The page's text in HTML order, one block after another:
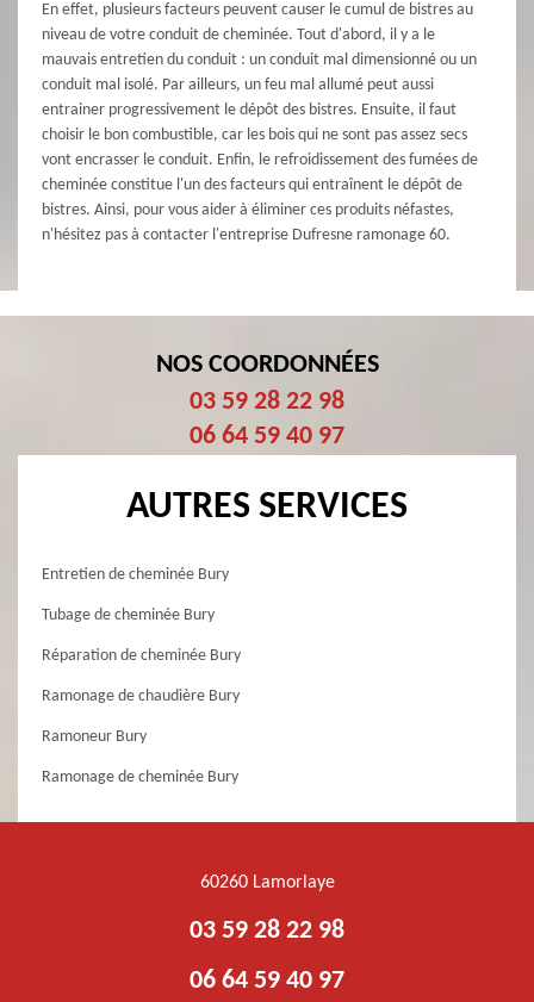
En effet, plusieurs facteurs peuvent causer le cumul de bistres au
niveau de votre conduit de cheminée. Tout d'abord, il y a le
mauvais entretien du conduit : un conduit mal dimensionné ou un
conduit mal isolé. Par ailleurs, un feu mal allumé peut aussi
entrainer progressivement le dépôt des bistres. Ensuite, il faut
choisir le bon combustible, car les bois qui ne sont pas assez secs
vont encrasser le conduit. Enfin, le refroidissement des fumées de
cheminée constitue l'un des facteurs qui entraînent le dépôt de
bistres. Ainsi, pour vous aider à éliminer ces produits néfastes,
n'hésitez pas à contacter l'entreprise Dufresne ramonage 60.
NOS COORDONNÉES
03 59 28 22 98
06 64 59 40 97
AUTRES SERVICES
Entretien de cheminée Bury
Tubage de cheminée Bury
Réparation de cheminée Bury
Ramonage de chaudière Bury
Ramoneur Bury
Ramonage de cheminée Bury
60260 Lamorlaye
03 59 28 22 98
06 64 59 40 97